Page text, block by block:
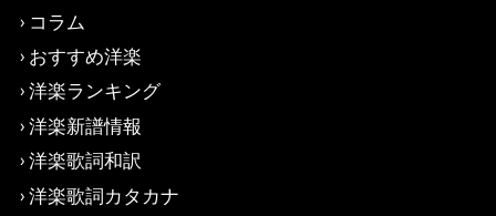
コラム
おすすめ洋楽
洋楽ランキング
洋楽新譜情報
洋楽歌詞和訳
洋楽歌詞カタカナ